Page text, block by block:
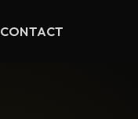
CONTACT